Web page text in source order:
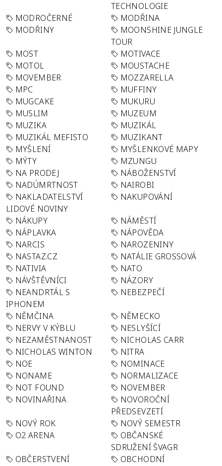
TECHNOLOGIE
MODROČERNÉ
MODŘINA
MODŘINY
MOONSHINE JUNGLE
TOUR
MOST
MOTIVACE
MOTOL
MOUSTACHE
MOVEMBER
MOZZARELLA
MPC
MUFFINY
MUGCAKE
MUKURU
MUSLIM
MUZEUM
MUZIKA
MUZIKÁL
MUZIKÁL MEFISTO
MUZIKANT
MYŠLENÍ
MYŠLENKOVÉ MAPY
MÝTY
MZUNGU
NA PRODEJ
NÁBOŽENSTVÍ
NADÚMRTNOST
NAIROBI
NAKLADATELSTVÍ
LIDOVÉ NOVINY
NAKUPOVÁNÍ
NÁKUPY
NÁMĚSTÍ
NÁPLAVKA
NÁPOVĚDA
NARCIS
NAROZENINY
NASTAZ.CZ
NATÁLIE GROSSOVÁ
NATIVIA
NATO
NÁVŠTĚVNÍCI
NÁZORY
NEANDRTÁL S
IPHONEM
NEBEZPEČÍ
NĚMČINA
NĚMECKO
NERVY V KÝBLU
NESLYŠÍCÍ
NEZAMĚSTNANOST
NICHOLAS CARR
NICHOLAS WINTON
NITRA
NOE
NOMINACE
NONAME
NORMALIZACE
NOT FOUND
NOVEMBER
NOVINAŘINA
NOVOROČNÍ
PŘEDSEVZETÍ
NOVÝ ROK
NOVÝ SEMESTR
O2 ARENA
OBČANSKÉ
SDRUŽENÍ ŠVAGR
OBČERSTVENÍ
OBCHODNÍ